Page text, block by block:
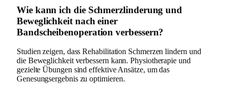
Wie kann ich die Schmerzlinderung und
Beweglichkeit nach einer
Bandscheibenoperation verbessern?
Studien zeigen, dass Rehabilitation Schmerzen lindern und
die Beweglichkeit verbessern kann. Physiotherapie und
gezielte Übungen sind effektive Ansätze, um das
Genesungsergebnis zu optimieren.